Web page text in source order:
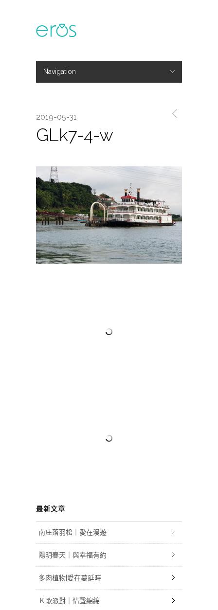
Navigation
2019-05-31
GLk7-4-w
最新文章
南庄落羽松｜愛在漫遊
陽明春天｜與幸福有約
多肉植物|愛在蔓延時
Ｋ歌派對｜情聲綿綿